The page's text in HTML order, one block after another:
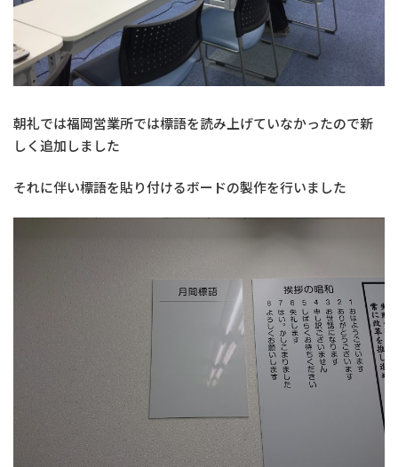
朝礼では福岡営業所では標語を読み上げていなかったので新
しく追加しました
それに伴い標語を貼り付けるボードの製作を行いました